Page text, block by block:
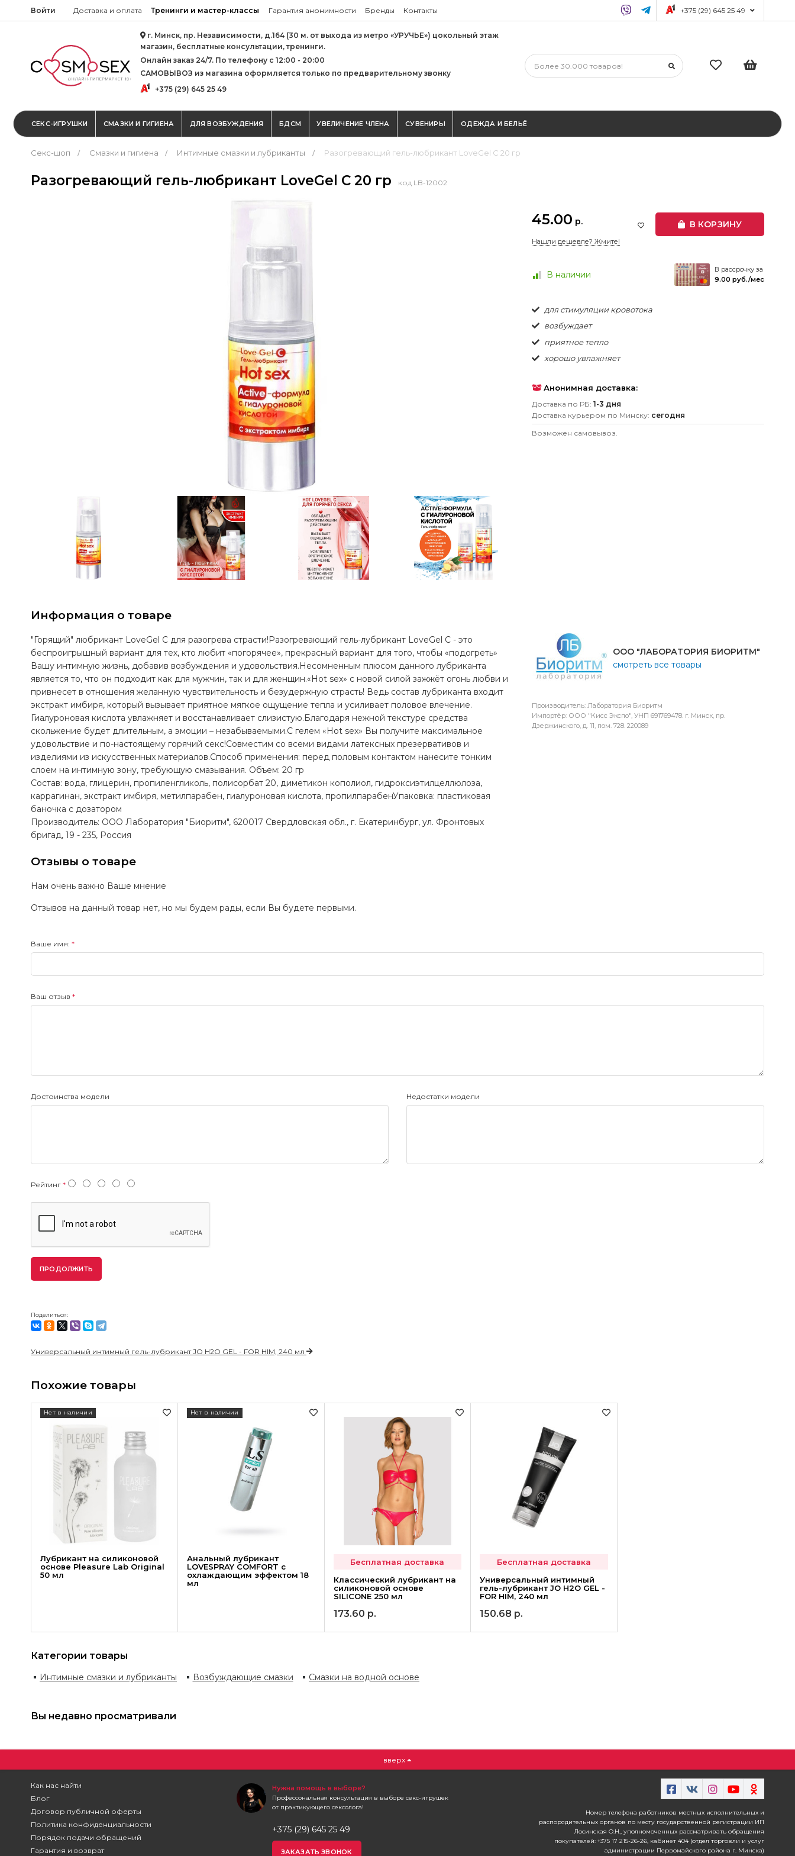
Войти Доставка и оплата Тренинги и мастер-классы Гарантия анонимности Бренды Контакты +375 (29) 645 25 49
г. Минск, пр. Независимости, д.164 (30 м. от выхода из метро «УРУЧЬЕ») цокольный этаж
магазин, бесплатные консультации, тренинги.
Онлайн заказ 24/7. По телефону с 12:00 - 20:00
САМОВЫВОЗ из магазина оформляется только по предварительному звонку
+375 (29) 645 25 49
СЕКС-ИГРУШКИ СМАЗКИ И ГИГИЕНА ДЛЯ ВОЗБУЖДЕНИЯ БДСМ УВЕЛИЧЕНИЕ ЧЛЕНА СУВЕНИРЫ ОДЕЖДА И БЕЛЬЁ
Секс-шоп Смазки и гигиена Интимные смазки и лубриканты Разогревающий гель-любрикант LoveGel C 20 гр
Разогревающий гель-любрикант LoveGel C 20 гр код LB-12002
45.00 р.
Нашли дешевле? Жмите!
В КОРЗИНУ
В наличии
В рассрочку за
9.00 руб./мес
для стимуляции кровотока
возбуждает
приятное тепло
хорошо увлажняет
Анонимная доставка:
Доставка по РБ: 1-3 дня
Доставка курьером по Минску: сегодня
Возможен самовывоз.
Информация о товаре
"Горящий" любрикант LoveGel C для разогрева страсти!Разогревающий гель-лубрикант LoveGel C - это
беспроигрышный вариант для тех, кто любит «погорячее», прекрасный вариант для того, чтобы «подогреть»
Вашу интимную жизнь, добавив возбуждения и удовольствия.Несомненным плюсом данного лубриканта
является то, что он подходит как для мужчин, так и для женщин.«Hot sex» с новой силой зажжёт огонь любви и
привнесет в отношения желанную чувствительность и безудержную страсть! Ведь состав лубриканта входит
экстракт имбиря, который вызывает приятное мягкое ощущение тепла и усиливает половое влечение.
Гиалуроновая кислота увлажняет и восстанавливает слизистую.Благодаря нежной текстуре средства
скольжение будет длительным, а эмоции – незабываемыми.С гелем «Hot sex» Вы получите максимальное
удовольствие и по-настоящему горячий секс!Совместим со всеми видами латексных презервативов и
изделиями из искусственных материалов.Способ применения: перед половым контактом нанесите тонким
слоем на интимную зону, требующую смазывания. Объем: 20 гр
Состав: вода, глицерин, пропиленгликоль, полисорбат 20, диметикон кополиол, гидроксиэтилцеллюлоза,
каррагинан, экстракт имбиря, метилпарабен, гиалуроновая кислота, пропилпарабенУпаковка: пластиковая
баночка с дозатором
Производитель: ООО Лаборатория "Биоритм", 620017 Свердловская обл., г. Екатеринбург, ул. Фронтовых
бригад, 19 - 235, Россия
ООО "ЛАБОРАТОРИЯ БИОРИТМ"
смотреть все товары
Производитель: Лаборатория Биоритм
Импортёр: ООО "Кисс Экспо", УНП 691769478. г. Минск, пр.
Дзержинского, д. 11, пом. 728. 220089
Отзывы о товаре
Нам очень важно Ваше мнение
Отзывов на данный товар нет, но мы будем рады, если Вы будете первыми.
Ваше имя:
Ваш отзыв
Достоинства модели Недостатки модели
Рейтинг
ПРОДОЛЖИТЬ
Поделиться:
Универсальный интимный гель-лубрикант JO H2O GEL - FOR HIM, 240 мл
Похожие товары
Лубрикант на силиконовой
основе Pleasure Lab Original
50 мл
Нет в наличии
Анальный лубрикант
LOVESPRAY COMFORT с
охлаждающим эффектом 18
мл
Нет в наличии
Бесплатная доставка
Классический лубрикант на
силиконовой основе
SILICONE 250 мл
173.60 р.
Бесплатная доставка
Универсальный интимный
гель-лубрикант JO H2O GEL -
FOR HIM, 240 мл
150.68 р.
Категории товары
Интимные смазки и лубриканты Возбуждающие смазки Смазки на водной основе
Вы недавно просматривали
вверх
Как нас найти
Блог
Договор публичной оферты
Политика конфиденциальности
Порядок подачи обращений
Гарантия и возврат
Нужна помощь в выборе?
Профессональная консультация в выборе секс-игрушек
от практикующего сексолога!
+375 (29) 645 25 49
ЗАКАЗАТЬ ЗВОНОК
Номер телефона работников местных исполнительных и
распорядительных органов по месту государственной регистрации ИП
Лосинская О.Н., уполномоченных рассматривать обращения
покупателей: +375 17 215-26-26, кабинет 404 (отдел торговли и услуг
администрации Первомайского района г. Минска)